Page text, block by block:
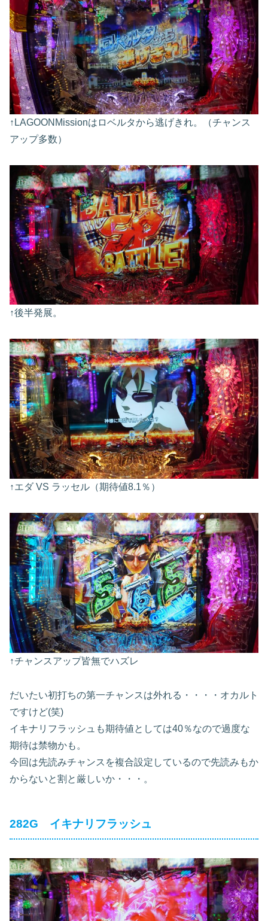
↑LAGOONMissionはロベルタから逃げきれ。（チャンス
アップ多数）
↑後半発展。
↑エダ VS ラッセル（期待値8.1％）
↑チャンスアップ皆無でハズレ
だいたい初打ちの第一チャンスは外れる・・・・オカルト
ですけど(笑)
イキナリフラッシュも期待値としては40％なので過度な
期待は禁物かも。
今回は先読みチャンスを複合設定しているので先読みもか
からないと割と厳しいか・・・。
282G イキナリフラッシュ